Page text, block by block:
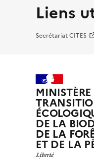
Liens
Secrétariat CITES
DE LA
DE LA
ET DE LA